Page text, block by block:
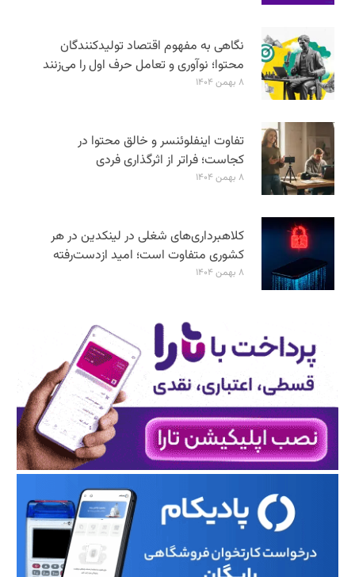
نگاهی به مفهوم اقتصاد تولیدکنندگان
محتوا؛ نوآوری و تعامل حرف اول را می‌زنند
۸ بهمن ۱۴۰۴
تفاوت اینفلوئنسر و خالق محتوا در
کجاست؛ فراتر از اثرگذاری فردی
۸ بهمن ۱۴۰۴
کلاهبرداری‌های شغلی در لینکدین در هر
کشوری متفاوت است؛ امید ازدست‌رفته
۸ بهمن ۱۴۰۴